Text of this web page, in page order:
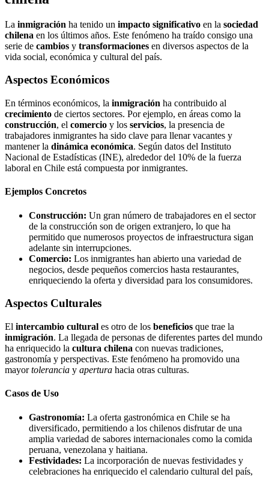
La inmigración ha tenido un impacto significativo en la sociedad
chilena en los últimos años. Este fenómeno ha traído consigo una
serie de cambios y transformaciones en diversos aspectos de la
vida social, económica y cultural del país.
Aspectos Económicos
En términos económicos, la inmigración ha contribuido al
crecimiento de ciertos sectores. Por ejemplo, en áreas como la
construcción, el comercio y los servicios, la presencia de
trabajadores inmigrantes ha sido clave para llenar vacantes y
mantener la dinámica económica. Según datos del Instituto
Nacional de Estadísticas (INE), alrededor del 10% de la fuerza
laboral en Chile está compuesta por inmigrantes.
Ejemplos Concretos
Construcción: Un gran número de trabajadores en el sector
de la construcción son de origen extranjero, lo que ha
permitido que numerosos proyectos de infraestructura sigan
adelante sin interrupciones.
Comercio: Los inmigrantes han abierto una variedad de
negocios, desde pequeños comercios hasta restaurantes,
enriqueciendo la oferta y diversidad para los consumidores.
Aspectos Culturales
El intercambio cultural es otro de los beneficios que trae la
inmigración. La llegada de personas de diferentes partes del mundo
ha enriquecido la cultura chilena con nuevas tradiciones,
gastronomía y perspectivas. Este fenómeno ha promovido una
mayortolerancia y apertura hacia otras culturas.
Casos de Uso
Gastronomía: La oferta gastronómica en Chile se ha
diversificado, permitiendo a los chilenos disfrutar de una
amplia variedad de sabores internacionales como la comida
peruana, venezolana y haitiana.
Festividades: La incorporación de nuevas festividades y
celebraciones ha enriquecido el calendario cultural del país,